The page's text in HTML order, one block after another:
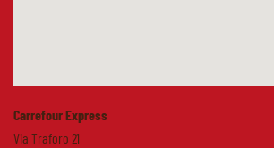
Carrefour Express
Via Traforo 21